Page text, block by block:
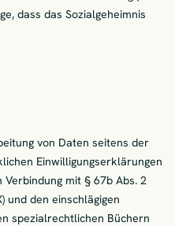
dass das Sozialgeheimnis
von Daten seitens der
Einwilligungserklärungen
Verbindung mit § 67b Abs. 2
und den einschlägigen
spezialrechtlichen Büchern